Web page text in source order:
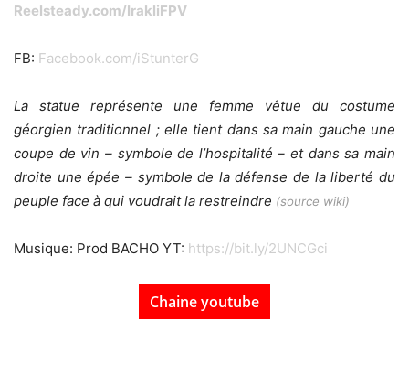
Reelsteady.com/IrakliFPV
FB: Facebook.com/iStunterG
La statue représente une femme vêtue du costume
géorgien traditionnel ; elle tient dans sa main gauche une
coupe de vin – symbole de l’hospitalité – et dans sa main
droite une épée – symbole de la défense de la liberté du
peuple face à qui voudrait la restreindre (source wiki)
Musique: Prod BACHO YT: https://bit.ly/2UNCGci
Chaine youtube